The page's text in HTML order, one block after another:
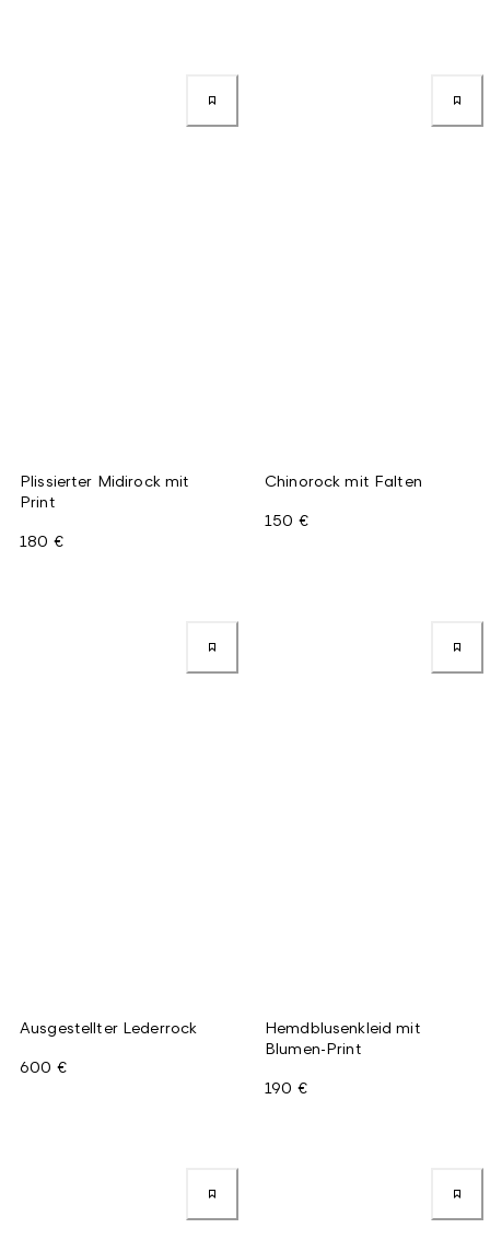
Plissierter Midirock mit
Print
180 €
Chinorock mit Falten
150 €
Ausgestellter Lederrock
600 €
Hemdblusenkleid mit
Blumen-Print
190 €